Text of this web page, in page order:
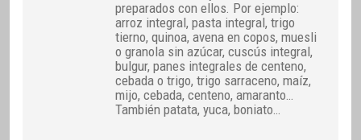
preparados con ellos. Por ejemplo:
arroz integral, pasta integral, trigo
tierno, quinoa, avena en copos, muesli
o granola sin azúcar, cuscús integral,
bulgur, panes integrales de centeno,
cebada o trigo, trigo sarraceno, maíz,
mijo, cebada, centeno, amaranto…
También patata, yuca, boniato…